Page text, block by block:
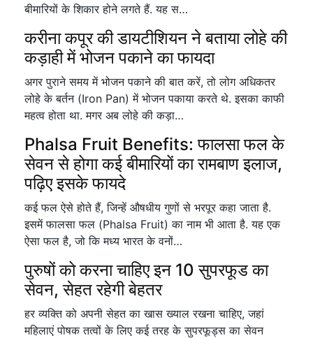
बीमारियों के शिकार होने लगते हैं. यह स…
करीना कपूर की डायटीशियन ने बताया लोहे की
कड़ाही में भोजन पकाने का फायदा
अगर पुराने समय में भोजन पकाने की बात करें, तो लोग अधिकतर
लोहे के बर्तन (Iron Pan) में भोजन पकाया करते थे. इसका काफी
महत्व होता था. मगर अब लोहे की कड़ा…
Phalsa Fruit Benefits: फालसा फल के
सेवन से होगा कई बीमारियों का रामबाण इलाज,
पढ़िए इसके फायदे
कई फल ऐसे होते हैं, जिन्हें औषधीय गुणों से भरपूर कहा जाता है.
इसमें फालसा फल (Phalsa Fruit) का नाम भी आता है. यह एक
ऐसा फल है, जो कि मध्य भारत के वनों…
पुरुषों को करना चाहिए इन 10 सुपरफूड का
सेवन, सेहत रहेगी बेहतर
हर व्यक्ति को अपनी सेहत का खास ख्याल रखना चाहिए, जहां
महिलाएं पोषक तत्वों के लिए कई तरह के सुपरफूड्स का सेवन